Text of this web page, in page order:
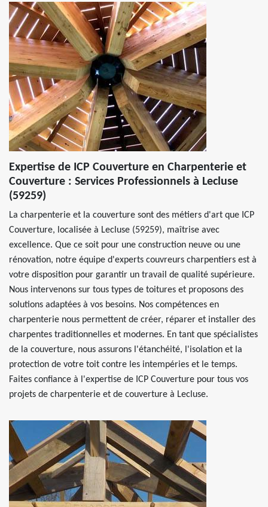
Expertise de ICP Couverture en Charpenterie et
Couverture : Services Professionnels à Lecluse
(59259)
La charpenterie et la couverture sont des métiers d'art que ICP
Couverture, localisée à Lecluse (59259), maîtrise avec
excellence. Que ce soit pour une construction neuve ou une
rénovation, notre équipe d'experts couvreurs charpentiers est à
votre disposition pour garantir un travail de qualité supérieure.
Nous intervenons sur tous types de toitures et proposons des
solutions adaptées à vos besoins. Nos compétences en
charpenterie nous permettent de créer, réparer et installer des
charpentes traditionnelles et modernes. En tant que spécialistes
de la couverture, nous assurons l'étanchéité, l'isolation et la
protection de votre toit contre les intempéries et le temps.
Faites confiance à l'expertise de ICP Couverture pour tous vos
projets de charpenterie et de couverture à Lecluse.